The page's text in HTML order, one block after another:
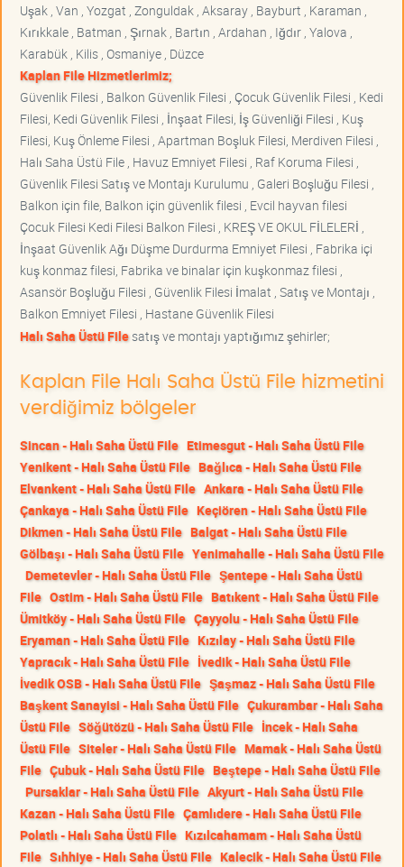
Uşak , Van , Yozgat , Zonguldak , Aksaray , Bayburt , Karaman ,
Kırıkkale , Batman , Şırnak , Bartın , Ardahan , Iğdır , Yalova ,
Karabük , Kilis , Osmaniye , Düzce
Kaplan File Hizmetlerimiz;
Güvenlik Filesi , Balkon Güvenlik Filesi , Çocuk Güvenlik Filesi , Kedi
Filesi, Kedi Güvenlik Filesi , İnşaat Filesi, İş Güvenliği Filesi , Kuş
Filesi, Kuş Önleme Filesi , Apartman Boşluk Filesi, Merdiven Filesi ,
Halı Saha Üstü File , Havuz Emniyet Filesi , Raf Koruma Filesi ,
Güvenlik Filesi Satış ve Montajı Kurulumu , Galeri Boşluğu Filesi ,
Balkon için file, Balkon için güvenlik filesi , Evcil hayvan filesi
Çocuk Filesi Kedi Filesi Balkon Filesi , KREŞ VE OKUL FİLELERİ ,
İnşaat Güvenlik Ağı Düşme Durdurma Emniyet Filesi , Fabrika içi
kuş konmaz filesi, Fabrika ve binalar için kuşkonmaz filesi ,
Asansör Boşluğu Filesi , Güvenlik Filesi İmalat , Satış ve Montajı ,
Balkon Emniyet Filesi , Hastane Güvenlik Filesi
Halı Saha Üstü Filesatış ve montajı yaptığımız şehirler;
Kaplan File Halı Saha Üstü File hizmetini
verdiğimiz bölgeler
Sincan - Halı Saha Üstü File Etimesgut - Halı Saha Üstü File
Yenikent - Halı Saha Üstü File Bağlıca - Halı Saha Üstü File
Elvankent - Halı Saha Üstü File Ankara - Halı Saha Üstü File
Çankaya - Halı Saha Üstü File Keçiören - Halı Saha Üstü File
Dikmen - Halı Saha Üstü File Balgat - Halı Saha Üstü File
Gölbaşı - Halı Saha Üstü File Yenimahalle - Halı Saha Üstü File
Demetevler - Halı Saha Üstü File Şentepe - Halı Saha Üstü
File Ostim - Halı Saha Üstü File Batıkent - Halı Saha Üstü File
Ümitköy - Halı Saha Üstü File Çayyolu - Halı Saha Üstü File
Eryaman - Halı Saha Üstü File Kızılay - Halı Saha Üstü File
Yapracık - Halı Saha Üstü File İvedik - Halı Saha Üstü File
İvedik OSB - Halı Saha Üstü File Şaşmaz - Halı Saha Üstü File
Başkent Sanayisi - Halı Saha Üstü File Çukurambar - Halı Saha
Üstü File Söğütözü - Halı Saha Üstü File İncek - Halı Saha
Üstü File Siteler - Halı Saha Üstü File Mamak - Halı Saha Üstü
File Çubuk - Halı Saha Üstü File Beştepe - Halı Saha Üstü File
Pursaklar - Halı Saha Üstü File Akyurt - Halı Saha Üstü File
Kazan - Halı Saha Üstü File Çamlıdere - Halı Saha Üstü File
Polatlı - Halı Saha Üstü File Kızılcahamam - Halı Saha Üstü
File Sıhhiye - Halı Saha Üstü File Kalecik - Halı Saha Üstü File